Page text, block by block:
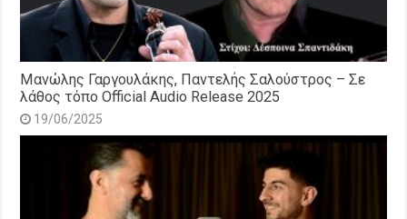
Μανώλης Γαργουλάκης, Παντελής Σαλούστρος – Σε
λάθος τόπο Official Audio Release 2025
19/06/2025